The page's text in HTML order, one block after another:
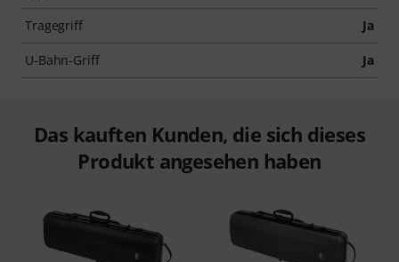
Tragegriff Ja
U-Bahn-Griff Ja
Das kauften Kunden, die sich dieses
Produkt angesehen haben